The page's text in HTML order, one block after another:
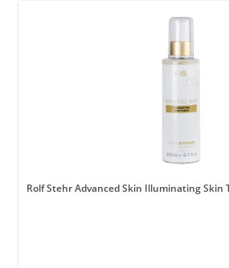
Rolf Stehr Advanced Skin Illuminating Skin